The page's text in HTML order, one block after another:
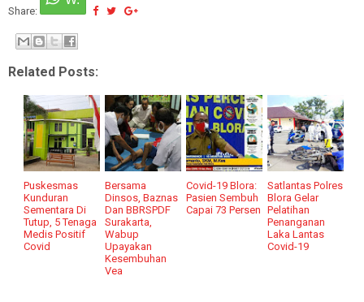
Share:
Related Posts:
Puskesmas
Kunduran
Sementara Di
Tutup, 5 Tenaga
Medis Positif
Covid
Bersama
Dinsos, Baznas
Dan BBRSPDF
Surakarta,
Wabup
Upayakan
Kesembuhan
Vea
Covid-19 Blora:
Pasien Sembuh
Capai 73 Persen
Satlantas Polres
Blora Gelar
Pelatihan
Penanganan
Laka Lantas
Covid-19